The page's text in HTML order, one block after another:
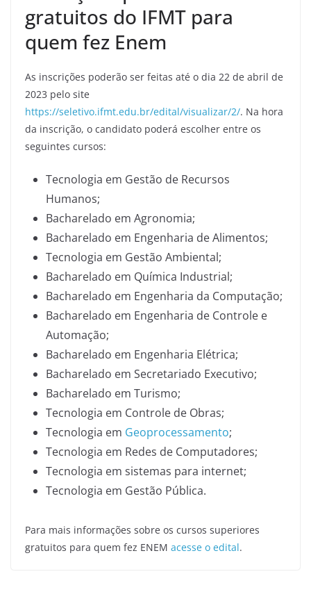
gratuitos do IFMT para
quem fez Enem
As inscrições poderão ser feitas até o dia 22 de abril de
2023 pelo site
https://seletivo.ifmt.edu.br/edital/visualizar/2/. Na hora
da inscrição, o candidato poderá escolher entre os
seguintes cursos:
Tecnologia em Gestão de Recursos
Humanos;
Bacharelado em Agronomia;
Bacharelado em Engenharia de Alimentos;
Tecnologia em Gestão Ambiental;
Bacharelado em Química Industrial;
Bacharelado em Engenharia da Computação;
Bacharelado em Engenharia de Controle e
Automação;
Bacharelado em Engenharia Elétrica;
Bacharelado em Secretariado Executivo;
Bacharelado em Turismo;
Tecnologia em Controle de Obras;
Tecnologia em Geoprocessamento;
Tecnologia em Redes de Computadores;
Tecnologia em sistemas para internet;
Tecnologia em Gestão Pública.
Para mais informações sobre os cursos superiores
gratuitos para quem fez ENEM acesse o edital.